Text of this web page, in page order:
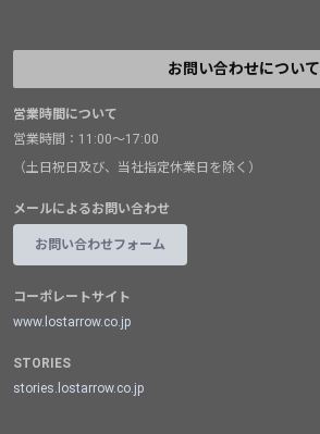
お問い合わせについて
営業時間について
営業時間：11:00～17:00
（土日祝日及び、当社指定休業日を除く）
メールによるお問い合わせ
お問い合わせフォーム
コーポレートサイト
www.lostarrow.co.jp
STORIES
stories.lostarrow.co.jp